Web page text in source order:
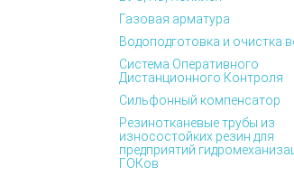
Газовая арматура
Водоподготовка и очистка
Система Оперативного
Дистанционного Контроля
Сильфонный компенсатор
Резинотканевые трубы из
износостойких резин для
предприятий
ГОКов